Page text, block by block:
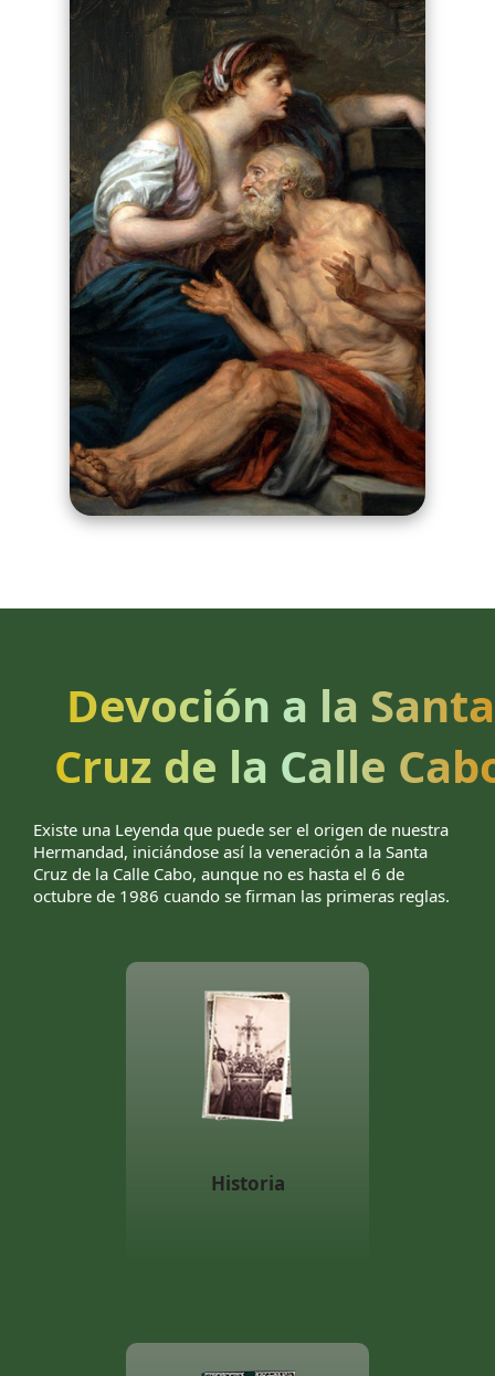
Devoción a la Santa
Cruz de la Calle
Existe una Leyenda que puede ser el origen de nuestra
Hermandad, iniciándose así la veneración a la Santa
Cruz de la Calle Cabo, aunque no es hasta el 6 de
octubre de 1986 cuando se firman las primeras reglas.
Historia